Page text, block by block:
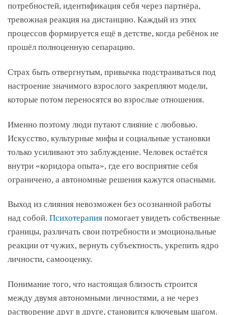
потребностей, идентификация себя через партнёра,
тревожная реакция на дистанцию. Каждый из этих
процессов формируется ещё в детстве, когда ребёнок не
прошёл полноценную сепарацию.
Страх быть отвергнутым, привычка подстраиваться под
настроение значимого взрослого закрепляют модели,
которые потом переносятся во взрослые отношения.
Именно поэтому люди путают слияние с любовью.
Искусство, культурные мифы и социальные установки
только усиливают это заблуждение. Человек остаётся
внутри «коридора опыта», где его восприятие себя
ограничено, а автономные решения кажутся опасными.
Выход из слияния невозможен без осознанной работы
над собой. Психотерапия помогает увидеть собственные
границы, различать свои потребности и эмоциональные
реакции от чужих, вернуть субъектность, укрепить ядро
личности, самооценку.
Понимание того, что настоящая близость строится
между двумя автономными личностями, а не через
растворение друг в друге, становится ключевым шагом.